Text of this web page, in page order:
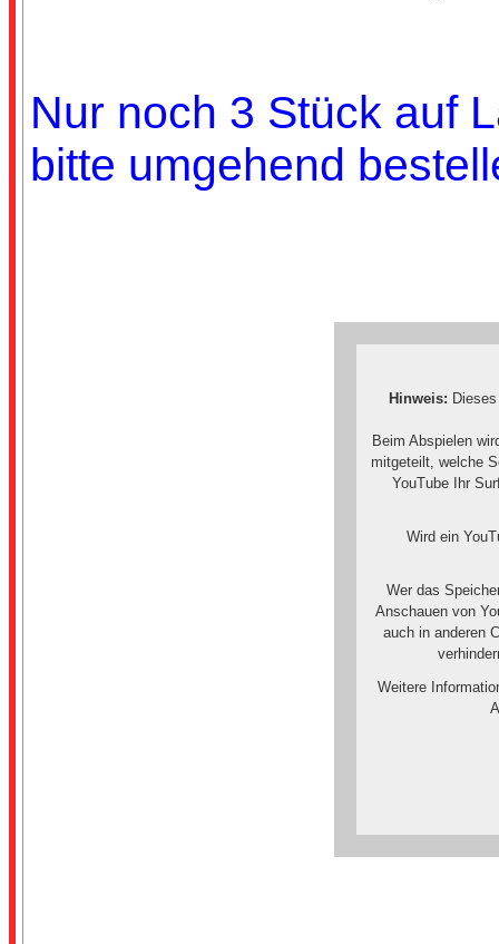
Nur noch 3 Stück auf
bitte umgehend
Hinweis:
Beim Abspielen
mitgeteilt, welche
YouTube Ihr
Wird ein
Wer das
Anschauen von
auch in anderen
Weitere